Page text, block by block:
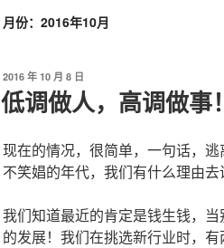
月份：2016年10月
发
布
于
2016 年 10 月 8 日
低调做人，高调做事！
现在的情况，很简单，一句话，
不笑娼的年代，我们有什么理由去
我们知道最近的肯定是钱生钱，
的发展！我们在挑选新行业时，有